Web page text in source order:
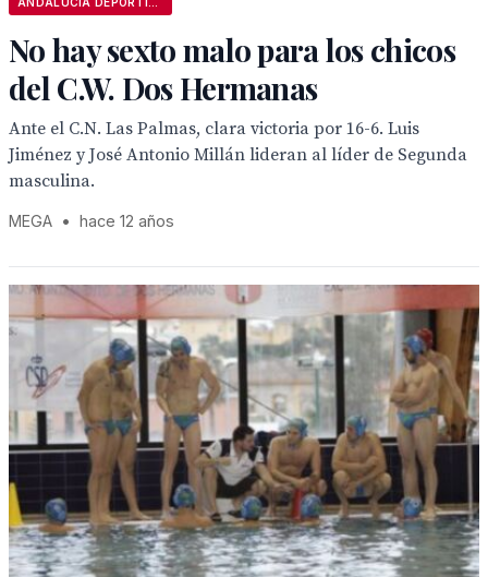
No hay sexto malo para los chicos
del C.W. Dos Hermanas
Ante el C.N. Las Palmas, clara victoria por 16-6. Luis
Jiménez y José Antonio Millán lideran al líder de Segunda
masculina.
MEGA • hace 12 años